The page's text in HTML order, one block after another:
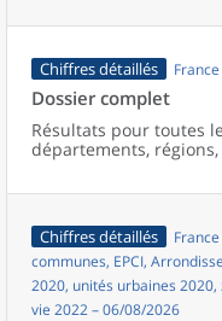
Chiffres détaillés
Dossier complet
Résultats pour toutes
départements,
Chiffres détaillés
communes, EPCI,
2020, unités urbaines
vie 2022 – 06/08/2026